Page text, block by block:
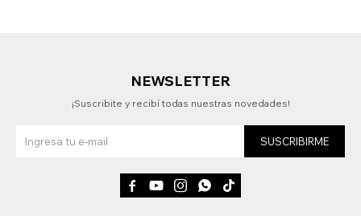
NEWSLETTER
¡Suscribite y recibí todas nuestras novedades!
SUSCRIBIRME
    